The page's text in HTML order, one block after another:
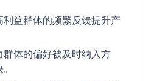
利益群体的频繁反馈提升产
群体的偏好被及时纳入方